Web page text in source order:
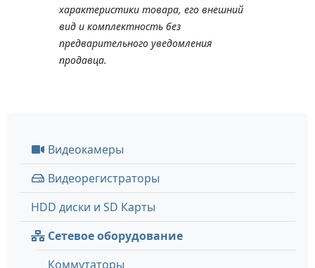
характеристики товара, его внешний
вид и комплектность без
предварительного уведомления
продавца.
Видеокамеры
Видеорегистраторы
HDD диски и SD Карты
Сетевое оборудование
Коммутаторы